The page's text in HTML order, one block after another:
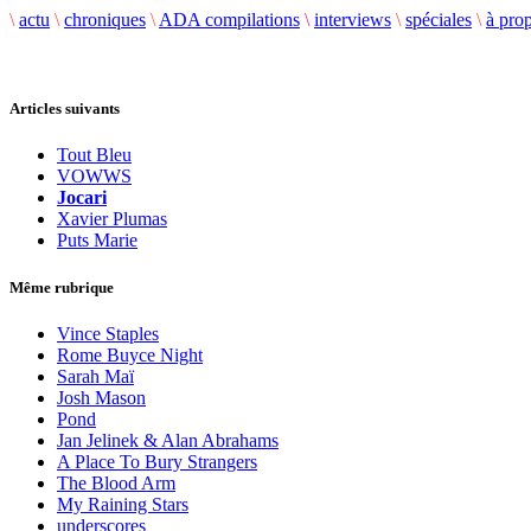
\ actu \ chroniques \ ADA compilations \ interviews \ spéciales \ à
Articles suivants
Tout Bleu
VOWWS
Jocari
Xavier Plumas
Puts Marie
Même rubrique
Vince Staples
Rome Buyce Night
Sarah Maï
Josh Mason
Pond
Jan Jelinek & Alan Abrahams
A Place To Bury Strangers
The Blood Arm
My Raining Stars
underscores